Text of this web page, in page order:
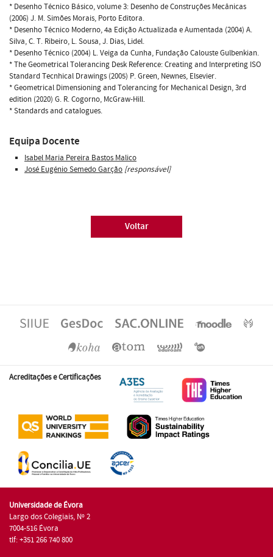
* Desenho Técnico Básico, volume 3: Desenho de Construções Mecânicas
(2006) J. M. Simões Morais, Porto Editora.
* Desenho Técnico Moderno, 4a Edição Actualizada e Aumentada (2004) A.
Silva, C. T. Ribeiro, L. Sousa, J. Dias, Lidel.
* Desenho Técnico (2004) L. Veiga da Cunha, Fundação Calouste Gulbenkian.
* The Geometrical Tolerancing Desk Reference: Creating and Interpreting ISO
Standard Tecnhical Drawings (2005) P. Green, Newnes, Elsevier.
* Geometrical Dimensioning and Tolerancing for Mechanical Design, 3rd
edition (2020) G. R. Cogorno, McGraw-Hill.
* Standards and catalogues.
Equipa Docente
Isabel Maria Pereira Bastos Malico
José Eugénio Semedo Garção [responsável]
Voltar
Acreditações e Certificações
Universidade de Évora
Largo dos Colegiais, Nº 2
7004-516 Évora
tlf: +351 266 740 800